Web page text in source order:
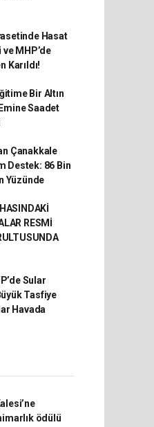
Hasat
MHP’de
Karıldı!
Bir Altın
Saadet
Çanakkale
Destek: 86 Bin
Yüzünde
RESMİ
Sular
Tasfiye
Havada
ödülü